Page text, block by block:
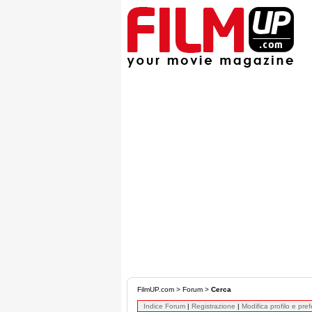
FilmUP.com > Forum > Cerca
Indice Forum | Registrazione | Modifica profilo e